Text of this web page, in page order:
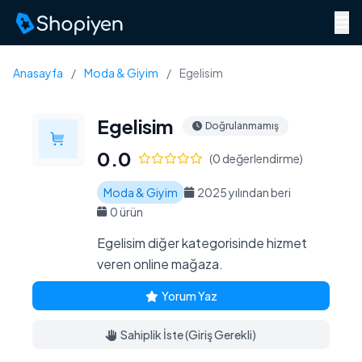
Anasayfa / Moda & Giyim / Egelisim
Egelisim Doğrulanmamış
0.0 (0 değerlendirme)
Moda & Giyim
2025 yılından beri
0 ürün
Egelisim diğer kategorisinde hizmet
veren online mağaza.
Yorum Yaz
Sahiplik İste (Giriş Gerekli)